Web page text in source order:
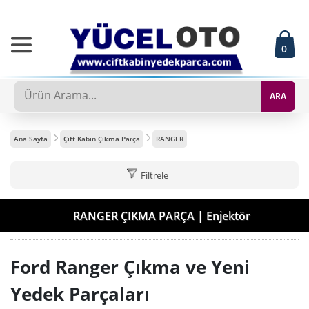
0
ARA
Ana Sayfa Çift Kabin Çıkma Parça RANGER
Filtrele
RANGER ÇIKMA PARÇA | Enjektör
Ford Ranger Çıkma ve Yeni
Yedek Parçaları